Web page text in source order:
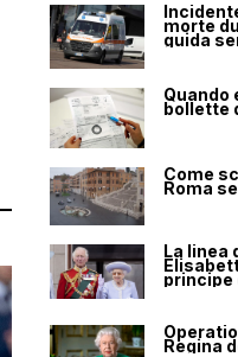
morte
guida
Quando
bollette
Come
Roma
La linea
principe
Regina